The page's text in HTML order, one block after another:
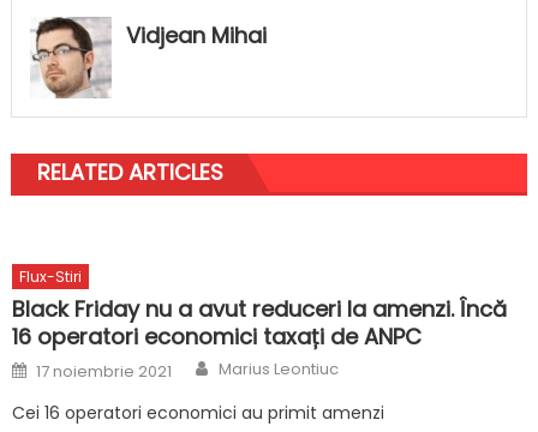
Vidjean Mihai
RELATED ARTICLES
Flux-Stiri
Black Friday nu a avut reduceri la amenzi. Încă
16 operatori economici taxați de ANPC
Posted
on
17 noiembrie 2021 Author
Marius Leontiuc
Cei 16 operatori economici au primit amenzi